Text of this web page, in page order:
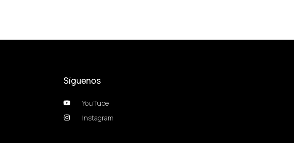
Síguenos
YouTube
Instagram